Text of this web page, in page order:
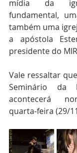
mídia da
fundamental,
também uma
a apóstola
presidente do
Vale ressaltar
Seminário da
acontecerá
quarta-feira (29/